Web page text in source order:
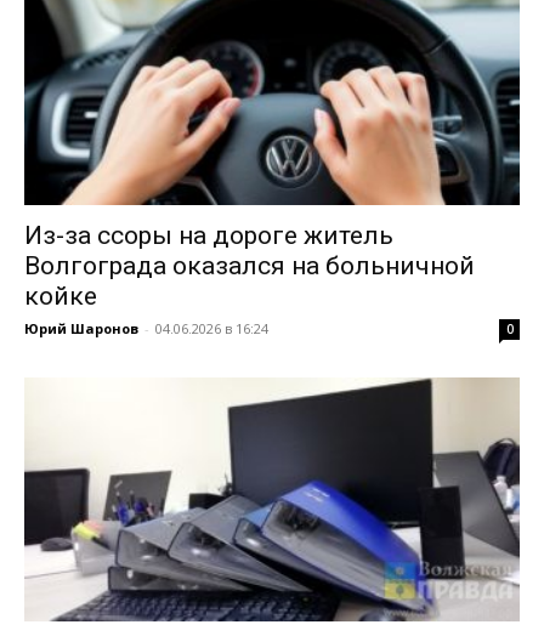
Из-за ссоры на дороге житель
Волгограда оказался на больничной
койке
Юрий Шаронов - 04.06.2026 в 16:24 0